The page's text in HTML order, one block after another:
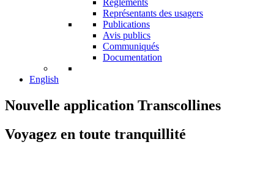
Réglements
Représentants des usagers
Publications
Avis publics
Communiqués
Documentation
English
Nouvelle application Transcollines
Voyagez en toute tranquillité